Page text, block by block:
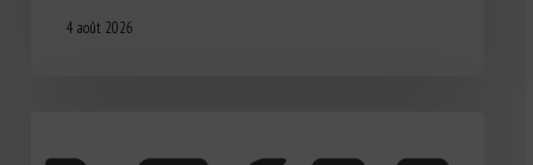
4 août 2026